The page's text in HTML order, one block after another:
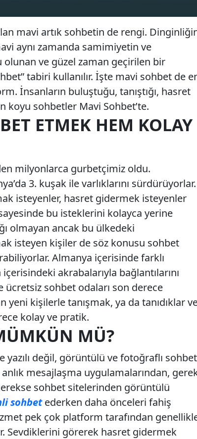
mavi artık sohbetin de rengi.
aynı zamanda samimiyetin ve
ve güzel zaman geçirilen bir
tabiri kullanılır. İşte mavi sohbet de
İnsanların buluştuğu, tanıştığı, hasret
koyu sohbetler Mavi Sohbet’te.
ETMEK HEM KOLAY
milyonlarca gurbetçimiz oldu.
3. kuşak ile varlıklarını sürdürüyorlar.
isteyenler, hasret gidermek isteyenler
bu isteklerini kolayca yerine
olmayan ancak bu ülkedeki
isteyen kişiler de söz konusu sohbet
Almanya içerisinde farklı
akrabalarıyla bağlantılarını
sohbet odaları son derece
yeni kişilerle tanışmak, ya da tanıdıklar
kolay ve pratik.
MÜ?
yazılı değil, görüntülü ve fotoğraflı sohbet
anlık mesajlaşma uygulamalarından,
sohbet sitelerinden görüntülü
sohbetederken daha önceleri fahiş
pek çok platform tarafından
Sevdiklerini görerek hasret gidermek